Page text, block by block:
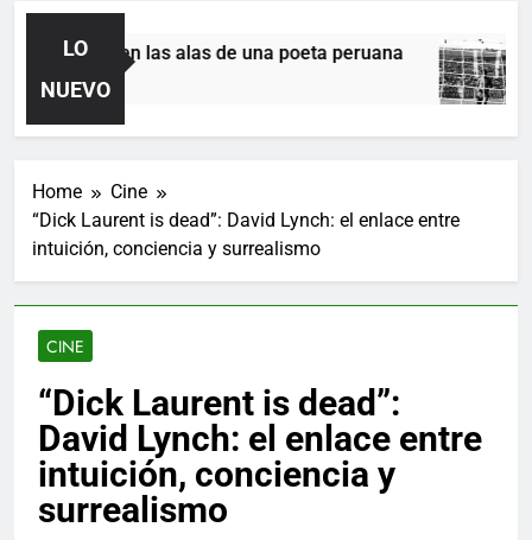
LO
NUEVO
La sutura en las alas de una poeta peruana
6 Horas Ago
Home
Cine
“Dick Laurent is dead”: David Lynch: el enlace entre
intuición, conciencia y surrealismo
CINE
“Dick Laurent is dead”:
David Lynch: el enlace entre
intuición, conciencia y
surrealismo